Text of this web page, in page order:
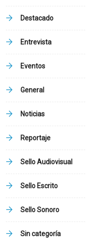
Destacado
Entrevista
Eventos
General
Noticias
Reportaje
Sello Audiovisual
Sello Escrito
Sello Sonoro
Sin categoría